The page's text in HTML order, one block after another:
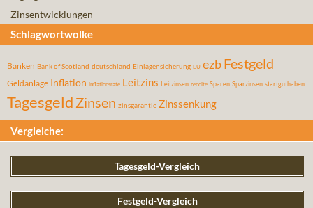
Zinsentwicklungen
Schlagwortwolke
Banken Bank of Scotland deutschland Einlagensicherung EU ezbFestgeld
Geldanlage Inflation inflationsrate Leitzins Leitzinsen rendite Sparen Sparzinsen startguthaben
Tagesgeld Zinsen zinsgarantie Zinssenkung
Vergleiche:
Tagesgeld-Vergleich
Festgeld-Vergleich